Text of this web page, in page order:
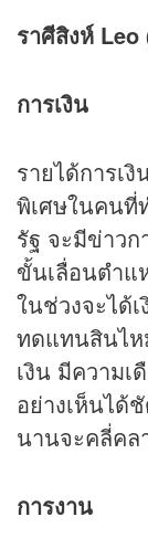
ราศีสิงห์ Leo
การเงิน
รายได้การเ
พิเศษในคนที่
รัฐ จะมีข่าว
ขั้นเลื่อนตำแ
ในช่วงจะได้
ทดแทนสินไห
เงิน มีความ
อย่างเห็นได้
นานจะคลี่คล
การงาน